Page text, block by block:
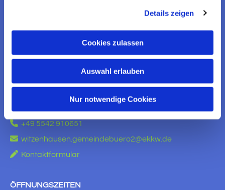
Details zeigen
Cookies zulassen
Auswahl erlauben
Nur notwendige Cookies
WITZENHAUSEN
KONTAKT AUFNEHMEN
 +49 5542 910651
 witzenhausen.gemeindebuero2@ekkw.de
 Kontaktformular
ÖFFNUNGSZEITEN